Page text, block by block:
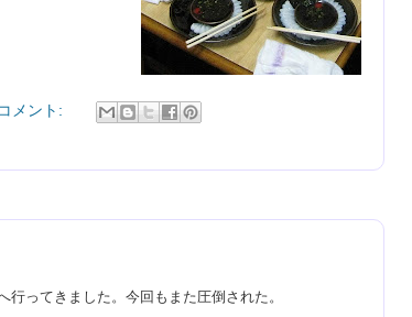
メント:
行ってきました。今回もまた圧倒された。